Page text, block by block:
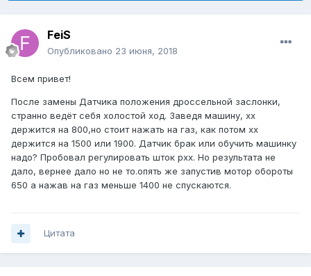
FeiS
Опубликовано 23 июня, 2018
Всем привет!
После замены Датчика положения дроссельной заслонки,
странно ведёт себя холостой ход. Заведя машину, хх
держится на 800,но стоит нажать на газ, как потом хх
держится на 1500 или 1900. Датчик брак или обучить машинку
надо? Пробовал регулировать шток рхх. Но результата не
дало, вернее дало но не то.опять же запустив мотор обороты
650 а нажав на газ меньше 1400 не спускаются.
Цитата